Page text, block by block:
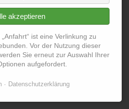
akzeptieren
ist eine Verlinkung zu
Vor der Nutzung dieser
Sie erneut zur Auswahl Ihrer
aufgefordert.
Datenschutzerklärung